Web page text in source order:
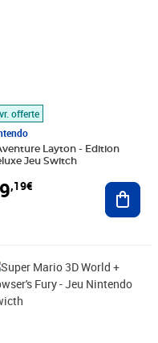
panier
offerte
Layton - Edition
Jeu Switch
,19€
50,14€